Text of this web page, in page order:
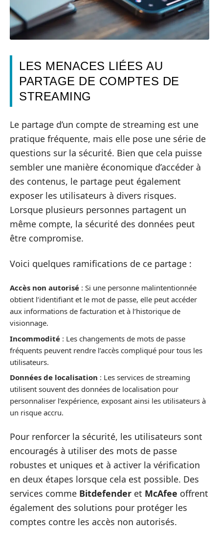
LES MENACES LIÉES AU
PARTAGE DE COMPTES DE
STREAMING
Le partage d’un compte de streaming est une
pratique fréquente, mais elle pose une série de
questions sur la sécurité. Bien que cela puisse
sembler une manière économique d’accéder à
des contenus, le partage peut également
exposer les utilisateurs à divers risques.
Lorsque plusieurs personnes partagent un
même compte, la sécurité des données peut
être compromise.
Voici quelques ramifications de ce partage :
Accès non autorisé : Si une personne malintentionnée
obtient l’identifiant et le mot de passe, elle peut accéder
aux informations de facturation et à l’historique de
visionnage.
Incommodité : Les changements de mots de passe
fréquents peuvent rendre l’accès compliqué pour tous les
utilisateurs.
Données de localisation : Les services de streaming
utilisent souvent des données de localisation pour
personnaliser l’expérience, exposant ainsi les utilisateurs à
un risque accru.
Pour renforcer la sécurité, les utilisateurs sont
encouragés à utiliser des mots de passe
robustes et uniques et à activer la vérification
en deux étapes lorsque cela est possible. Des
services comme Bitdefender et McAfee offrent
également des solutions pour protéger les
comptes contre les accès non autorisés.